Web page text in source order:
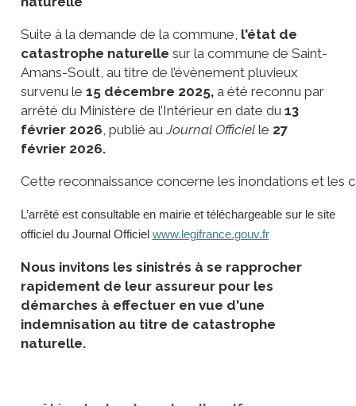
équipements
Formulaires
et artisans
Producteurs
Banques
Suite à la demande de la commune, l'état de
catastrophe naturelle sur la commune de Saint-
Amans-Soult, au titre de l’évènement pluvieux
survenu le 15 décembre 2025, a été reconnu par
arrêté du Ministère de l’Intérieur en date du 13
février 2026 , publié auJournal Officielle 27
février 2026.
Cette reconnaissance concerne les inondations et
L’arrêté est consultable en mairie et téléchargeable sur le site
officiel du Journal Officiel www.legifrance.gouv.fr
Nous invitons les sinistrés à se rapprocher
rapidement de leur assureur pour les
démarches à effectuer en vue d'une
indemnisation au titre de catastrophe
naturelle.